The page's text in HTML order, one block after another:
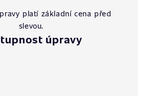
platí základní cena před
slevou.
úpravy